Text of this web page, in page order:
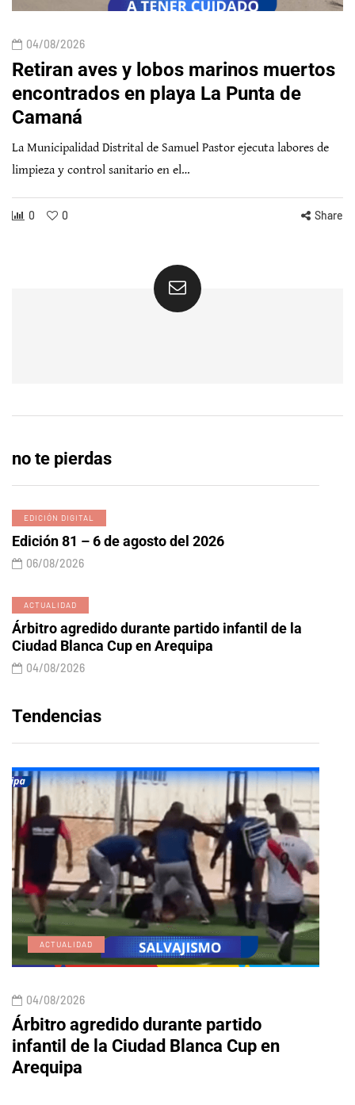
04/08/2026
Retiran aves y lobos marinos muertos
encontrados en playa La Punta de
Camaná
La Municipalidad Distrital de Samuel Pastor ejecuta labores de
limpieza y control sanitario en el…
0 0 Share
no te pierdas
EDICIÓN DIGITAL
Edición 81 – 6 de agosto del 2026
06/08/2026
ACTUALIDAD
Árbitro agredido durante partido infantil de la
Ciudad Blanca Cup en Arequipa
04/08/2026
Tendencias
ACTUALIDAD
04/08/2026
Árbitro agredido durante partido
infantil de la Ciudad Blanca Cup en
Arequipa